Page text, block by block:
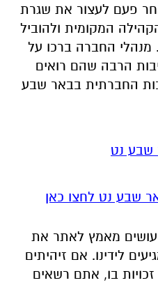
פעם לעצור את שגרת
המקומית ולהוביל
מנהלי החברה ברכו על
הרבה שהם רואים
החברתית בבאר שבע
שבע נט
שבע נט לחצו כאן
ועושים מאמץ לאתר את
לידינו. אם זיהיתים
בו, אתם רשאים